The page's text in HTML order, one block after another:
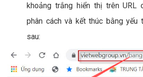
khoảng trắng hiển thị trên URL
phân cách và kết thúc bằng yếu
sau: